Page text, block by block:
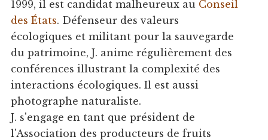
1999, il est candidat malheureux au Conseil
des États. Défenseur des valeurs
écologiques et militant pour la sauvegarde
du patrimoine, J. anime régulièrement des
conférences illustrant la complexité des
interactions écologiques. Il est aussi
photographe naturaliste.
J. s'engage en tant que président de
l'Association des producteurs de fruits